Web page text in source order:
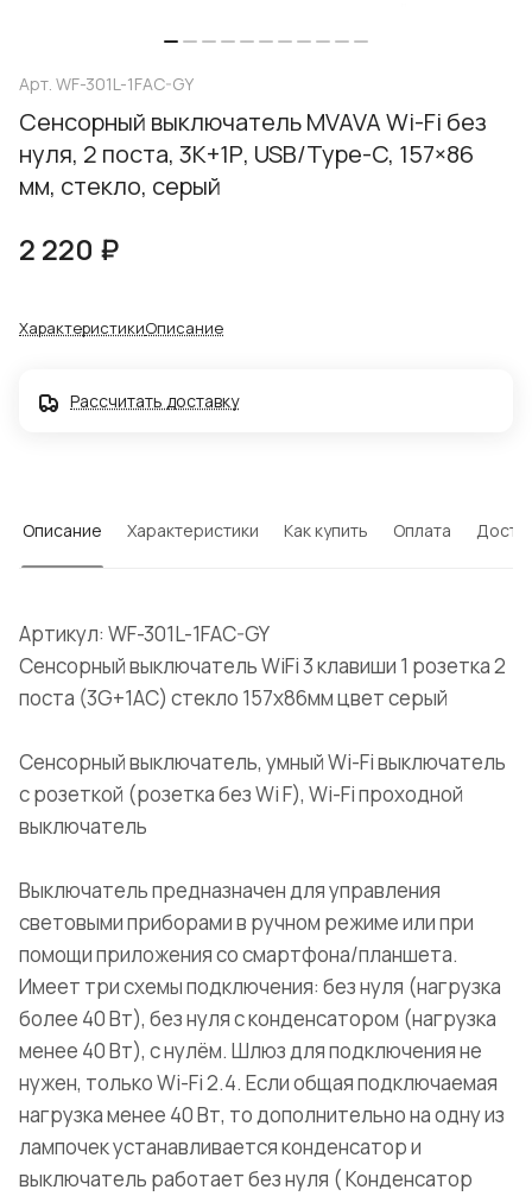
Арт. WF-301L-1FAC-GY
Сенсорный выключатель MVAVA Wi-Fi без
нуля, 2 поста, 3К+1Р, USB/Type-C, 157×86
мм, стекло, серый
2 220 ₽
ХарактеристикиОписание
Рассчитать доставку
Описание Характеристики Как купить Оплата
Артикул: WF-301L-1FAC-GY
Сенсорный выключатель WiFi 3 клавиши 1 розетка 2
поста (3G+1AС) стекло 157х86мм цвет серый
Сенсорный выключатель, умный Wi-Fi выключатель
с розеткой (розетка без Wi F), Wi-Fi проходной
выключатель
Выключатель предназначен для управления
световыми приборами в ручном режиме или при
помощи приложения со смартфона/планшета.
Имеет три схемы подключения: без нуля (нагрузка
более 40 Вт), без нуля с конденсатором (нагрузка
менее 40 Вт), с нулём. Шлюз для подключения не
нужен, только Wi-Fi 2.4. Если общая подключаемая
нагрузка менее 40 Вт, то дополнительно на одну из
лампочек устанавливается конденсатор и
выключатель работает без нуля ( Конденсатор